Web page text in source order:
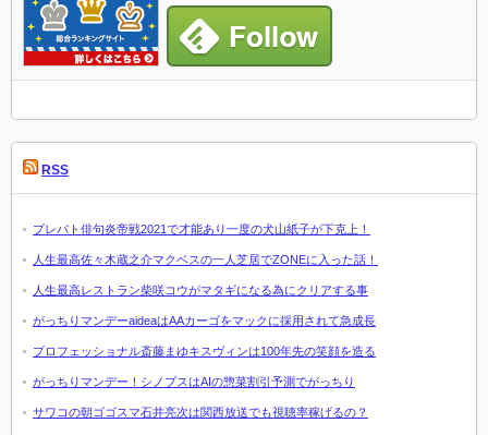
RSS
プレバト俳句炎帝戦2021で才能あり一度の犬山紙子が下克上！
人生最高佐々木蔵之介マクベスの一人芝居でZONEに入った話！
人生最高レストラン柴咲コウがマタギになる為にクリアする事
がっちりマンデーaideaはAAカーゴをマックに採用されて急成長
プロフェッショナル斎藤まゆキスヴィンは100年先の笑顔を造る
がっちりマンデー！シノプスはAIの惣菜割引予測でがっちり
サワコの朝ゴゴスマ石井亮次は関西放送でも視聴率稼げるの？